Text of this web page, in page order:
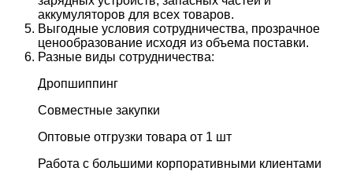
аккумуляторов для всех товаров.
Выгодные условия сотрудничества, прозрачное
ценообразование исходя из объема поставки.
Разные виды сотрудничества:
Дропшиппинг
Совместные закупки
Оптовые отгрузки товара от 1 шт
Работа с большими корпоративными клиентами